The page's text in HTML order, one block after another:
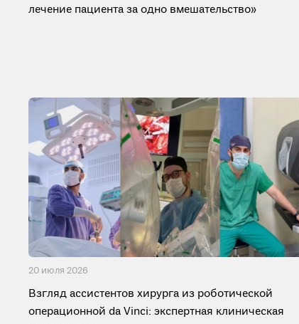
лечение пациента за одно вмешательство»
20 июля 2026
Взгляд ассистентов хирурга из роботической
операционной da Vinci: экспертная клиническая